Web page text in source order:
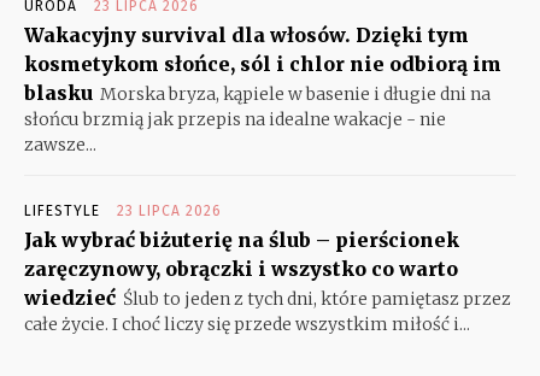
URODA 23 LIPCA 2026
Wakacyjny survival dla włosów. Dzięki tym
kosmetykom słońce, sól i chlor nie odbiorą im
blasku Morska bryza, kąpiele w basenie i długie dni na
słońcu brzmią jak przepis na idealne wakacje - nie
zawsze...
LIFESTYLE 23 LIPCA 2026
Jak wybrać biżuterię na ślub – pierścionek
zaręczynowy, obrączki i wszystko co warto
wiedzieć Ślub to jeden z tych dni, które pamiętasz przez
całe życie. I choć liczy się przede wszystkim miłość i...